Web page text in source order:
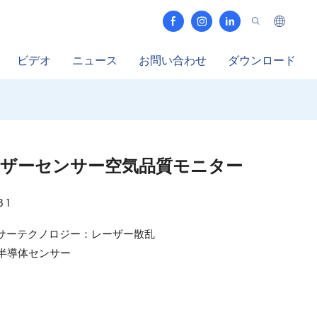
ビデオ ニュース お問い合わせ ダウンロード
ーセンサー空気品質モニター
1
ーテクノロジー：レーザー散乱
導体センサー